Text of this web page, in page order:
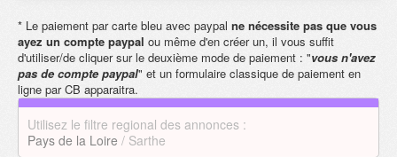
* Le paiement par carte bleu avec paypal ne nécessite pas que vous
ayez un compte paypal ou même d'en créer un, il vous suffit
d'utiliser/de cliquer sur le deuxième mode de paiement : "vous n'avez
pas de compte paypal" et un formulaire classique de paiement en
ligne par CB apparaitra.
Utilisez le filtre regional des annonces :
Pays de la Loire / Sarthe